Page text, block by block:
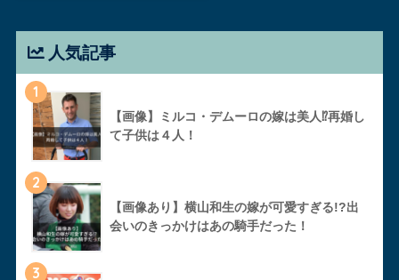
人気記事
1
【画像】ミルコ・デムーロの嫁は美人⁉︎再婚し
て子供は４人！
2
【画像あり】横山和生の嫁が可愛すぎる!?出
会いのきっかけはあの騎手だった！
3